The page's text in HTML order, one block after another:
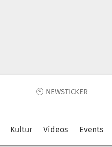
🕙 NEWSTICKER
Kultur Videos Events